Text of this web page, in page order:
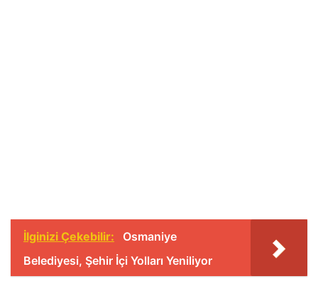
İlginizi Çekebilir:
Osmaniye
Belediyesi, Şehir İçi Yolları Yeniliyor